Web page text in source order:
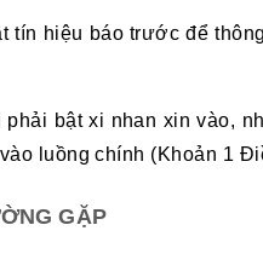
tín hiệu báo trước để
bật xi nhan xin vào,
luồng chính (Khoản 1
GẶP